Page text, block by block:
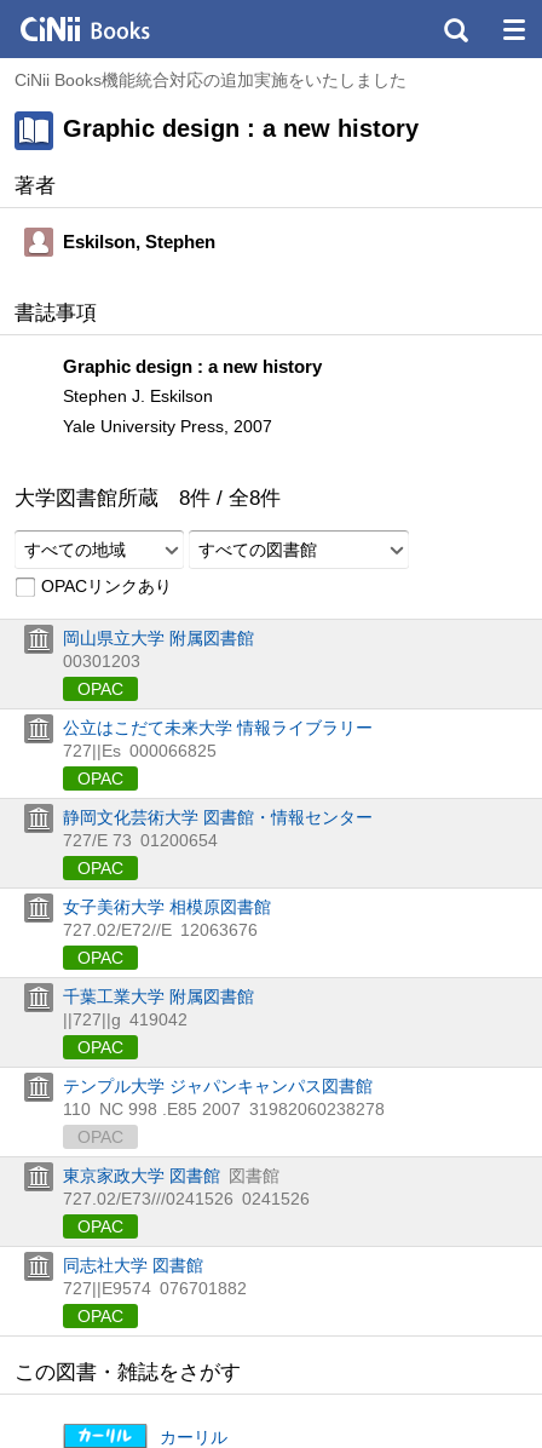
CiNii Books機能統合対応の追加実施をいたしました
Graphic design : a new history
著者
Eskilson, Stephen
書誌事項
Graphic design : a new history
Stephen J. Eskilson
Yale University Press, 2007
大学図書館所蔵 8件 / 全8件
すべての地域
すべての図書館
OPACリンクあり
岡山県立大学 附属図書館
00301203
OPAC
公立はこだて未来大学 情報ライブラリー
727||Es 000066825
OPAC
静岡文化芸術大学 図書館・情報センター
727/E 73 01200654
OPAC
女子美術大学 相模原図書館
727.02/E72//E 12063676
OPAC
千葉工業大学 附属図書館
||727||g 419042
OPAC
テンプル大学 ジャパンキャンパス図書館
110 NC 998 .E85 2007 31982060238278
OPAC
東京家政大学 図書館 図書館
727.02/E73///0241526 0241526
OPAC
同志社大学 図書館
727||E9574 076701882
OPAC
この図書・雑誌をさがす
カーリル